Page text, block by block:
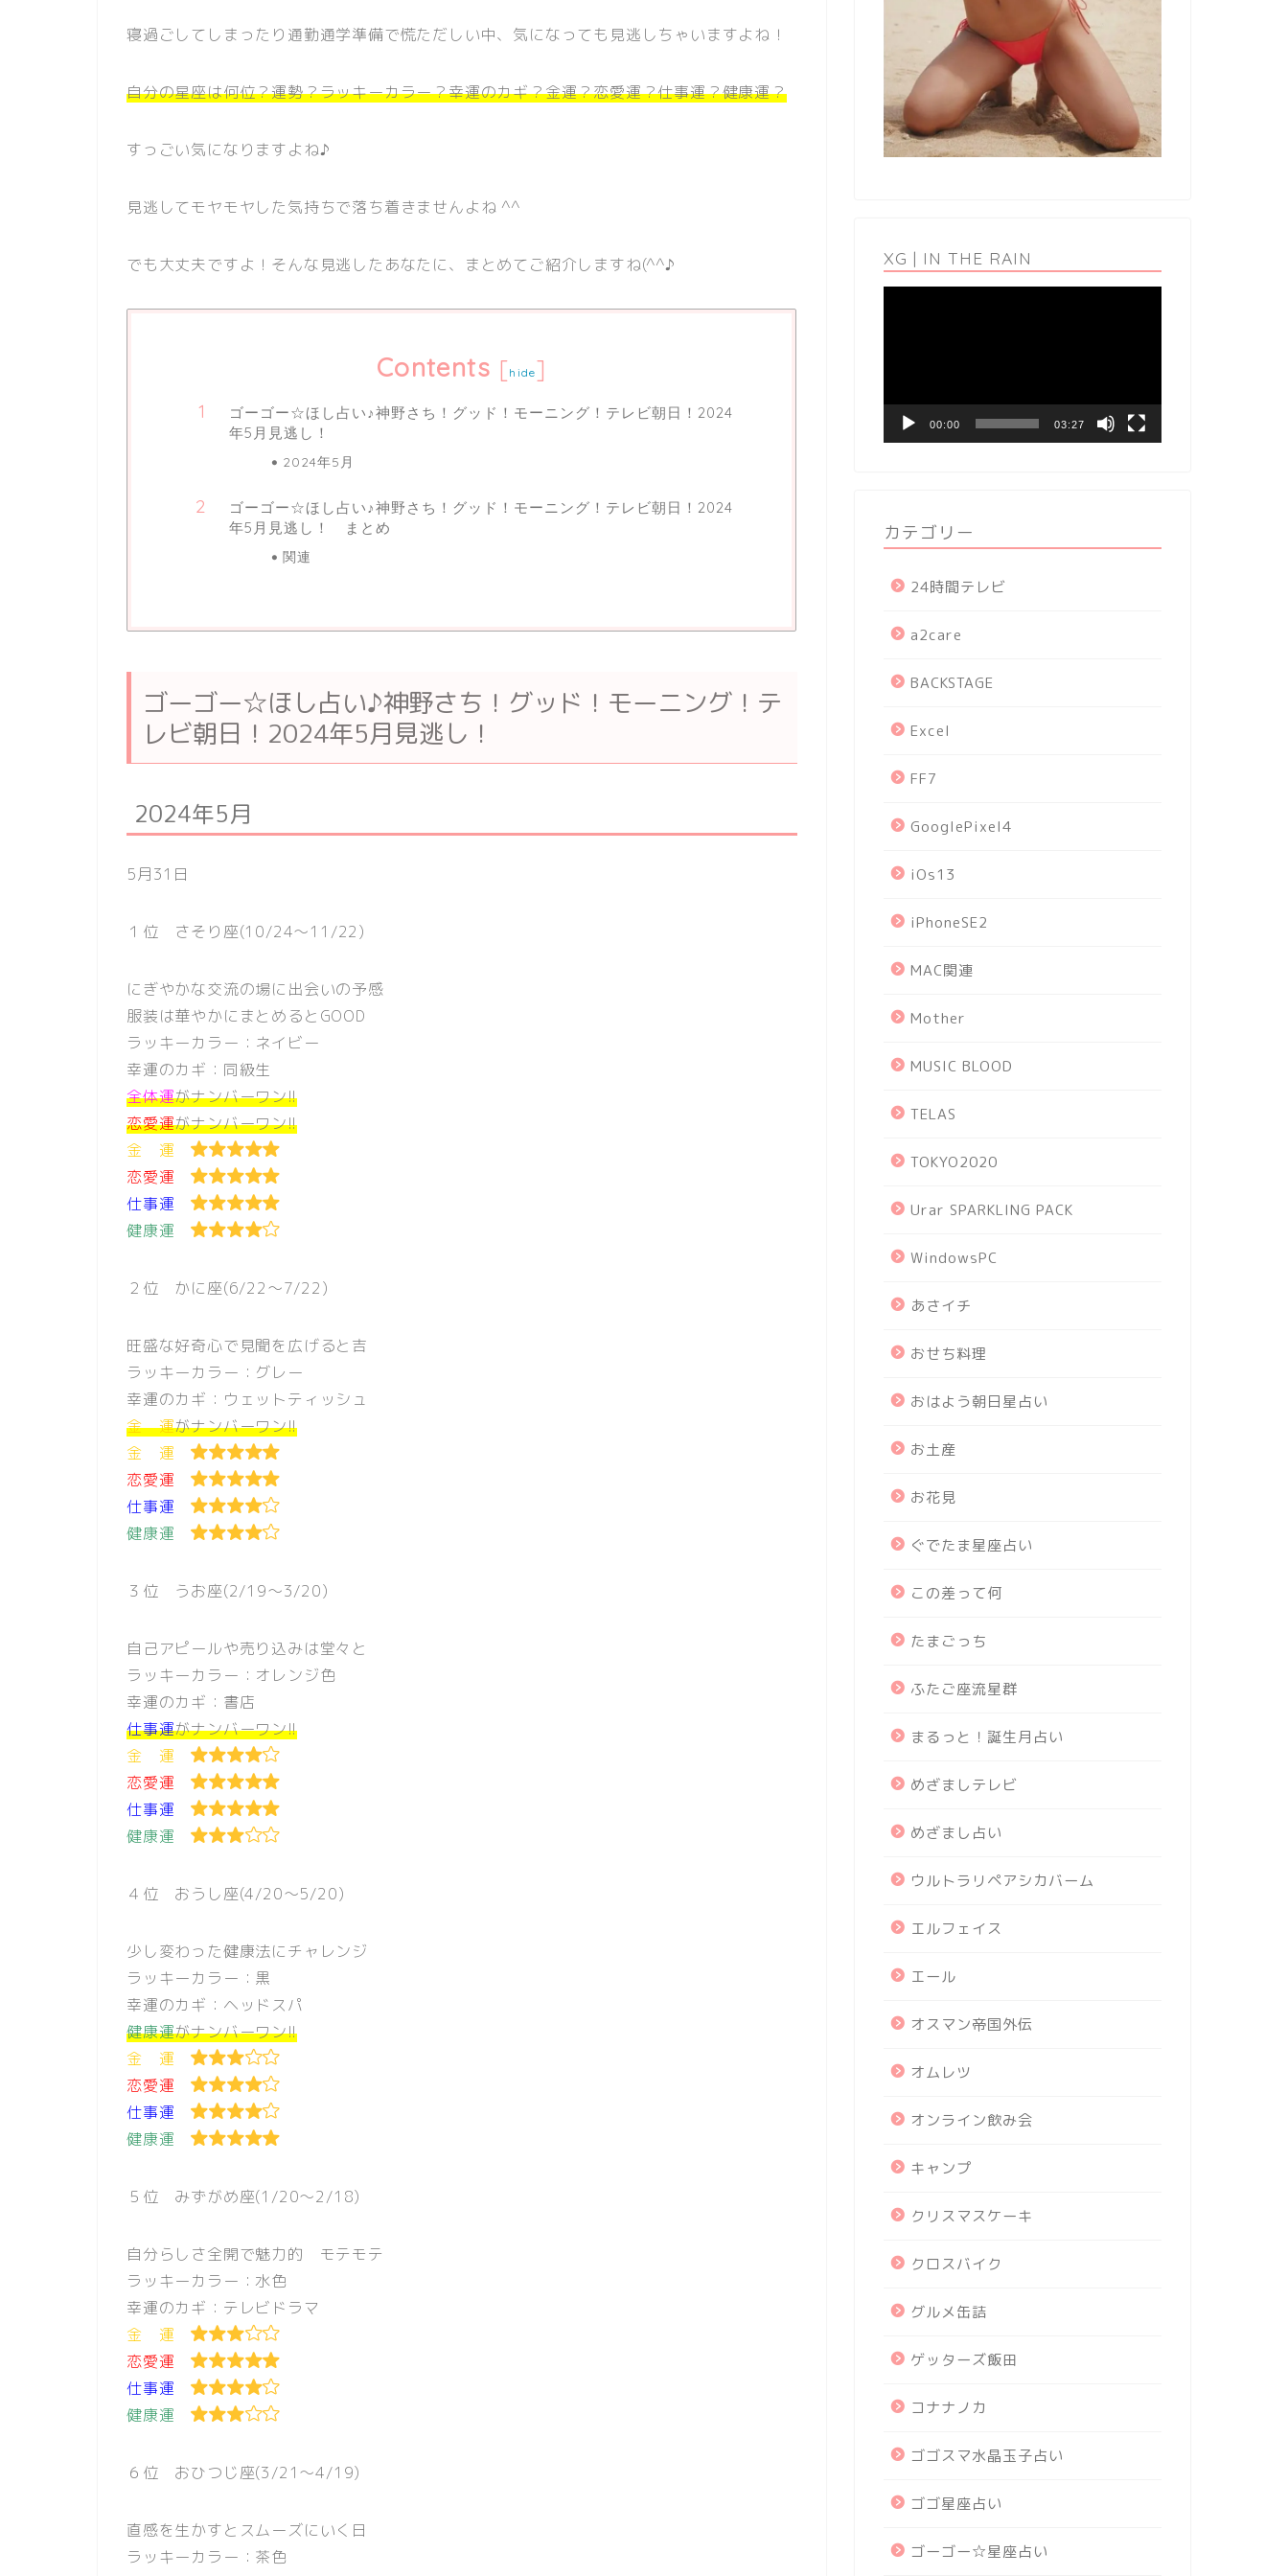
寝過ごしてしまったり通勤通学準備で慌ただしい中、気になっても見逃しちゃいますよね！
自分の星座は何位？運勢？ラッキーカラー？幸運のカギ？金運？恋愛運？仕事運？健康運？
すっごい気になりますよね♪
見逃してモヤモヤした気持ちで落ち着きませんよね ^^
でも大丈夫ですよ！そんな見逃したあなたに、まとめてご紹介しますね(^^♪
Contents [hide]
ゴーゴー☆ほし占い♪神野さち！グッド！モーニング！テレビ朝日！2024
年5月見逃し！
2024年5月
ゴーゴー☆ほし占い♪神野さち！グッド！モーニング！テレビ朝日！2024
年5月見逃し！ まとめ
関連
ゴーゴー☆ほし占い♪神野さち！グッド！モーニング！テ
レビ朝日！2024年5月見逃し！
2024年5月
5月31日
１位 さそり座(10/24〜11/22)
にぎやかな交流の場に出会いの予感
服装は華やかにまとめるとGOOD
ラッキーカラー：ネイビー
幸運のカギ：同級生
全体運がナンバーワン!!
恋愛運がナンバーワン!!
金 運
恋愛運
仕事運
健康運
２位 かに座(6/22〜7/22)
旺盛な好奇心で見聞を広げると吉
ラッキーカラー：グレー
幸運のカギ：ウェットティッシュ
金 運がナンバーワン!!
金 運
恋愛運
仕事運
健康運
３位 うお座(2/19〜3/20)
自己アピールや売り込みは堂々と
ラッキーカラー：オレンジ色
幸運のカギ：書店
仕事運がナンバーワン!!
金 運
恋愛運
仕事運
健康運
４位 おうし座(4/20〜5/20)
少し変わった健康法にチャレンジ
ラッキーカラー：黒
幸運のカギ：ヘッドスパ
健康運がナンバーワン!!
金 運
恋愛運
仕事運
健康運
５位 みずがめ座(1/20〜2/18)
自分らしさ全開で魅力的 モテモテ
ラッキーカラー：水色
幸運のカギ：テレビドラマ
金 運
恋愛運
仕事運
健康運
６位 おひつじ座(3/21〜4/19)
直感を生かすとスムーズにいく日
ラッキーカラー：茶色
XG | IN THE RAIN
ヤ
00:00 03:27
カテゴリー
24時間テレビ
a2care
BACKSTAGE
Excel
FF7
GooglePixel4
iOs13
iPhoneSE2
MAC関連
Mother
MUSIC BLOOD
TELAS
TOKYO2020
Urar SPARKLING PACK
WindowsPC
あさイチ
おせち料理
おはよう朝日星占い
お土産
お花見
ぐでたま星座占い
この差って何
たまごっち
ふたご座流星群
まるっと！誕生月占い
めざましテレビ
めざまし占い
ウルトラリペアシカバーム
エルフェイス
エール
オスマン帝国外伝
オムレツ
オンライン飲み会
キャンプ
クリスマスケーキ
クロスバイク
グルメ缶詰
ゲッターズ飯田
コナナノカ
ゴゴスマ水晶玉子占い
ゴゴ星座占い
ゴーゴー☆星座占い